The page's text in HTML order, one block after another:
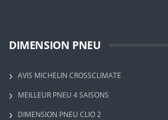
DIMENSION PNEU
AVIS MICHELIN CROSSCLIMATE
MEILLEUR PNEU 4 SAISONS
DIMENSION PNEU CLIO 2